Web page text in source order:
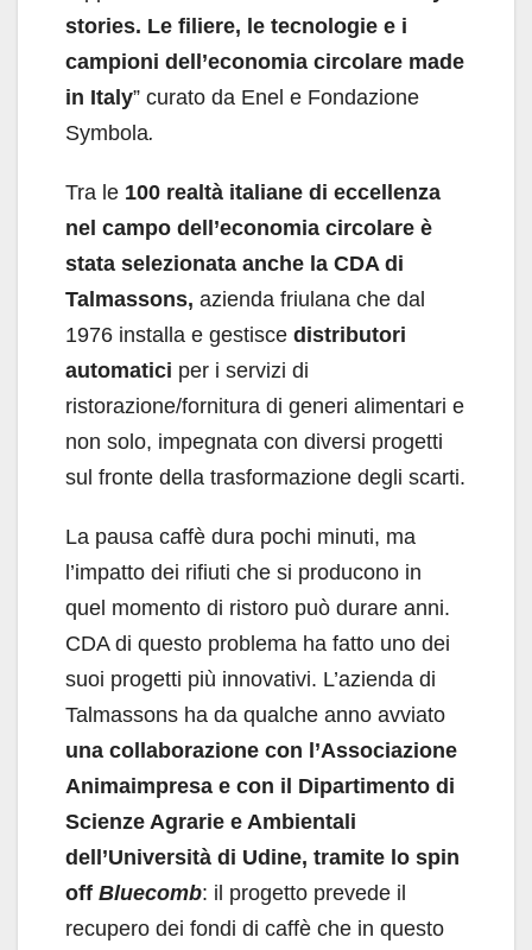
stories. Le filiere, le tecnologie e i
campioni dell’economia circolare made
in Italy” curato da Enel e Fondazione
Symbola.
Tra le 100 realtà italiane di eccellenza
nel campo dell’economia circolare è
stata selezionata anche la CDA di
Talmassons, azienda friulana che dal
1976 installa e gestisce distributori
automatici per i servizi di
ristorazione/fornitura di generi alimentari e
non solo, impegnata con diversi progetti
sul fronte della trasformazione degli scarti.
La pausa caffè dura pochi minuti, ma
l’impatto dei rifiuti che si producono in
quel momento di ristoro può durare anni.
CDA di questo problema ha fatto uno dei
suoi progetti più innovativi. L’azienda di
Talmassons ha da qualche anno avviato
una collaborazione con l’Associazione
Animaimpresa e con il Dipartimento di
Scienze Agrarie e Ambientali
dell’Università di Udine, tramite lo spin
off Bluecomb: il progetto prevede il
recupero dei fondi di caffè che in questo